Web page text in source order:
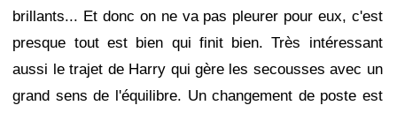
brillants... Et donc on ne va pas pleurer pour eux, c'est
presque tout est bien qui finit bien. Très intéressant
aussi le trajet de Harry qui gère les secousses avec un
grand sens de l'équilibre. Un changement de poste est